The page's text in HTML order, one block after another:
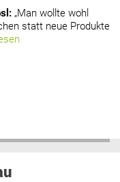
: „Man wollte wohl
statt neue Produkte